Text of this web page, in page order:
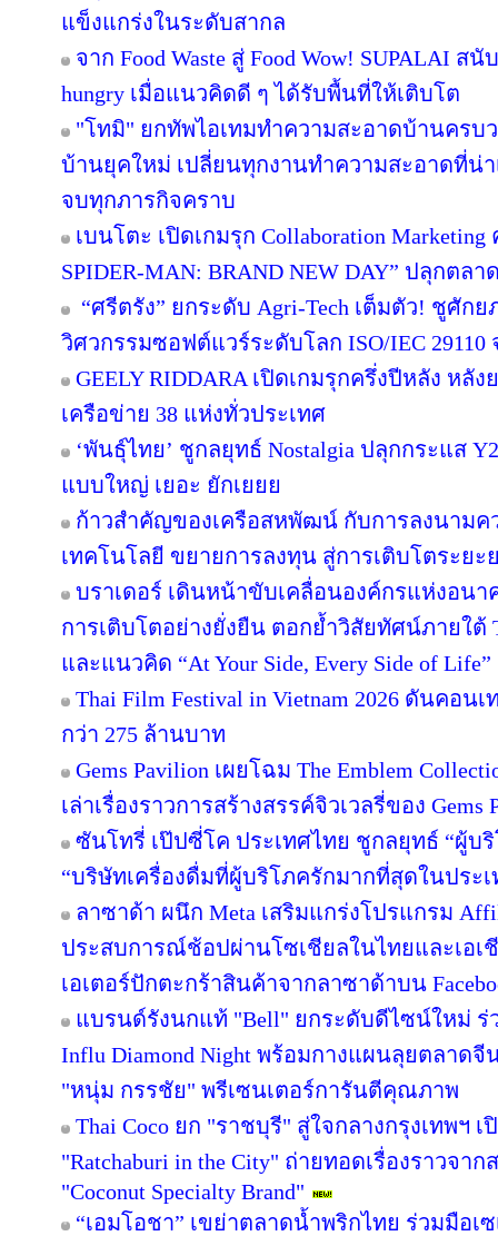
แข็งแกร่งในระดับสากล
จาก Food Waste สู่ Food Wow! SUPALAI ส
hungry เมื่อแนวคิดดี ๆ ได้รับพื้นที่ให้เติบโต
"โทมิ" ยกทัพไอเทมทำความสะอาดบ้านครบ
บ้านยุคใหม่ เปลี่ยนทุกงานทำความสะอาดที่น่า
จบทุกภารกิจคราบ
เบนโตะ เปิดเกมรุก Collaboration
SPIDER-MAN: BRAND NEW DAY” ปลุกต
“ศรีตรัง” ยกระดับ Agri-Tech เต็มตัว! ชูศัก
วิศวกรรมซอฟต์แวร์ระดับโลก ISO/IEC 29110
GEELY RIDDARA เปิดเกมรุกครึ่งปีหลัง หลั
เครือข่าย 38 แห่งทั่วประเทศ
‘พันธุ์ไทย’ ชูกลยุทธ์ Nostalgia ปลุกกระแส
แบบใหญ่ เยอะ ยักเยยย
ก้าวสำคัญของเครือสหพัฒน์ กับการลงนามค
เทคโนโลยี ขยายการลงทุน สู่การเติบโตระยะ
บราเดอร์ เดินหน้าขับเคลื่อนองค์กรแห่งอน
การเติบโตอย่างยั่งยืน ตอกย้ำวิสัยทัศน์ภายใต้
และแนวคิด “At Your Side, Every Side of Life”
Thai Film Festival in Vietnam 2026 ดันคอน
กว่า 275 ล้านบาท
Gems Pavilion เผยโฉม The Emblem
เล่าเรื่องราวการสร้างสรรค์จิวเวลรี่ของ
ซันโทรี่ เป๊ปซี่โค ประเทศไทย ชูกลยุทธ์ “ผู้บ
“บริษัทเครื่องดื่มที่ผู้บริโภครักมากที่สุดในประเ
ลาซาด้า ผนึก Meta เสริมแกร่งโปรแกรม
ประสบการณ์ช้อปผ่านโซเชียลในไทยและเอเ
เอเตอร์ปักตะกร้าสินค้าจากลาซาด้าบน
แบรนด์รังนกแท้ "Bell" ยกระดับดีไซน์ใหม่ ร่
Influ Diamond Night พร้อมกางแผนลุยตลาด
"หนุ่ม กรรชัย" พรีเซนเตอร์การันตีคุณภาพ
Thai Coco ยก "ราชบุรี" สู่ใจกลางกรุงเทพฯ เ
"Ratchaburi in the City" ถ่ายทอดเรื่องราวจ
"Coconut Specialty Brand"
“เอมโอชา” เขย่าตลาดน้ำพริกไทย ร่วมมือ